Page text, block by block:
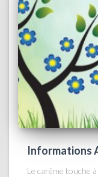
Informations
Le carême touche